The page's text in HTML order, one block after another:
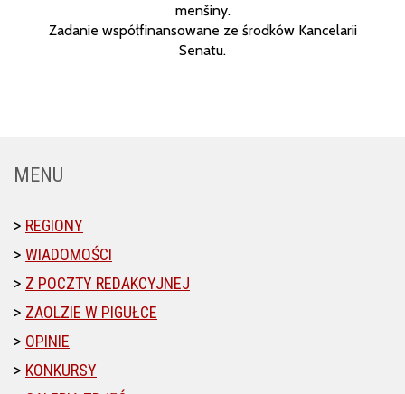
menšiny.
Zadanie współfinansowane ze środków Kancelarii
Senatu.
MENU
REGIONY
WIADOMOŚCI
Z POCZTY REDAKCYJNEJ
ZAOLZIE W PIGUŁCE
OPINIE
KONKURSY